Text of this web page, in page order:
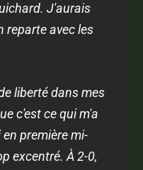
J'aurais
reparte avec les
liberté dans mes
c'est ce qui m'a
première mi-
excentré. À 2-0,